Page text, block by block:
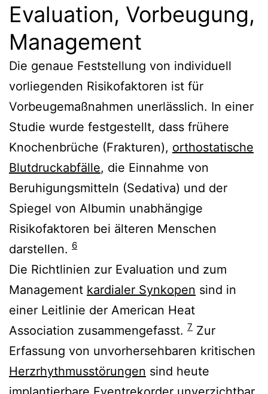
Evaluation, Vorbeugung,
Management
Die genaue Feststellung von individuell
vorliegenden Risikofaktoren ist für
Vorbeugemaßnahmen unerlässlich. In einer
Studie wurde festgestellt, dass frühere
Knochenbrüche (Frakturen), orthostatische
Blutdruckabfälle, die Einnahme von
Beruhigungsmitteln (Sedativa) und der
Spiegel von Albumin unabhängige
Risikofaktoren bei älteren Menschen
darstellen. 6
Die Richtlinien zur Evaluation und zum
Management kardialer Synkopen sind in
einer Leitlinie der American Heat
Association zusammengefasst. 7 Zur
Erfassung von unvorhersehbaren kritischen
Herzrhythmusstörungen sind heute